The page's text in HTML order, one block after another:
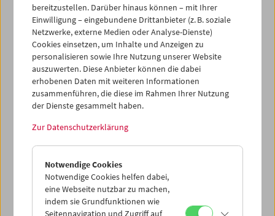
FilmmuseumskuratorChristoph Huber
. Das Gespräch,
live aufgezeichnet am 14. September im Filmmuseum –
wird am 18. September von Mitternacht bis 1 Uhr auf FM4
in der SendungFM4 Filmpodcastzu hören sein – und
überall, wo es Podcasts gibt.
ProgrammSept / Okt 2023 - Sidney Lumet
bereitzustellen. Darüber hinaus können – mit Ihrer
Einwilligung – eingebundene Drittanbieter (z. B. soziale
Netzwerke, externe Medien oder Analyse-Dienste)
Cookies einsetzen, um Inhalte und Anzeigen zu
personalisieren sowie Ihre Nutzung unserer Website
auszuwerten. Diese Anbieter können die dabei
erhobenen Daten mit weiteren Informationen
zusammenführen, die diese im Rahmen Ihrer Nutzung
der Dienste gesammelt haben.
Zur Datenschutzerklärung
Notwendige Cookies
Notwendige Cookies helfen dabei,
eine Webseite nutzbar zu machen,
indem sie Grundfunktionen wie
Seitennavigation und Zugriff auf